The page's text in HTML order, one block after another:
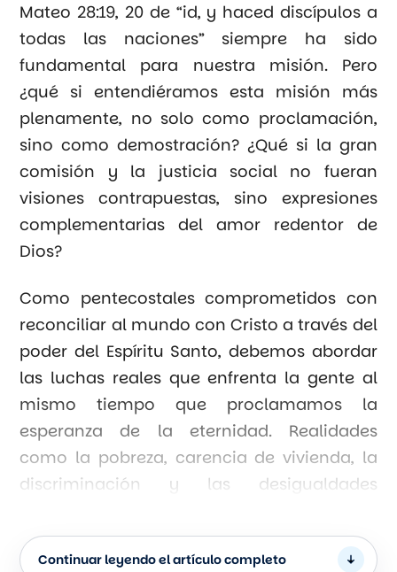
Mateo 28:19, 20 de “id, y haced discípulos a
todas las naciones” siempre ha sido
fundamental para nuestra misión. Pero
¿qué si entendiéramos esta misión más
plenamente, no solo como proclamación,
sino como demostración? ¿Qué si la gran
comisión y la justicia social no fueran
visiones contrapuestas, sino expresiones
complementarias del amor redentor de
Dios?
Como pentecostales comprometidos con
reconciliar al mundo con Cristo a través del
poder del Espíritu Santo, debemos abordar
las luchas reales que enfrenta la gente al
mismo tiempo que proclamamos la
esperanza de la eternidad. Realidades
como la pobreza, carencia de vivienda, la
discriminación y las desigualdades
secundarias, sino barreras que impiden el
desarrollo humano y muchas veces son
Continuar leyendo el artículo completo